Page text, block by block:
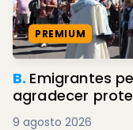
PREMIUM
B. Emigrantes
agradecer
9 agosto 2026